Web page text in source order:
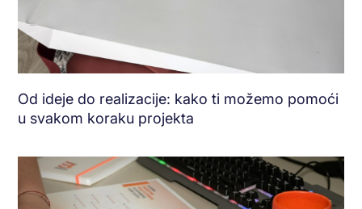
Od ideje do realizacije: kako ti možemo pomoći
u svakom koraku projekta